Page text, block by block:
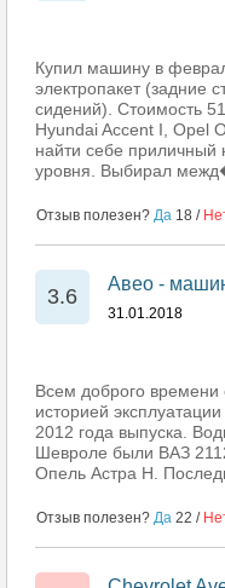
Купил машину в
электропакет (задние
сидений). Стоимость
Hyundai Accent I, Opel
найти себе приличный
уровня. Выбирал
Отзыв полезен? Да 18 /
3.6
Авео -
31.01.2018
Всем доброго времени
историей
2012 года выпуска.
Шевроле были ВАЗ
Опель Астра H.
Отзыв полезен? Да 22 /